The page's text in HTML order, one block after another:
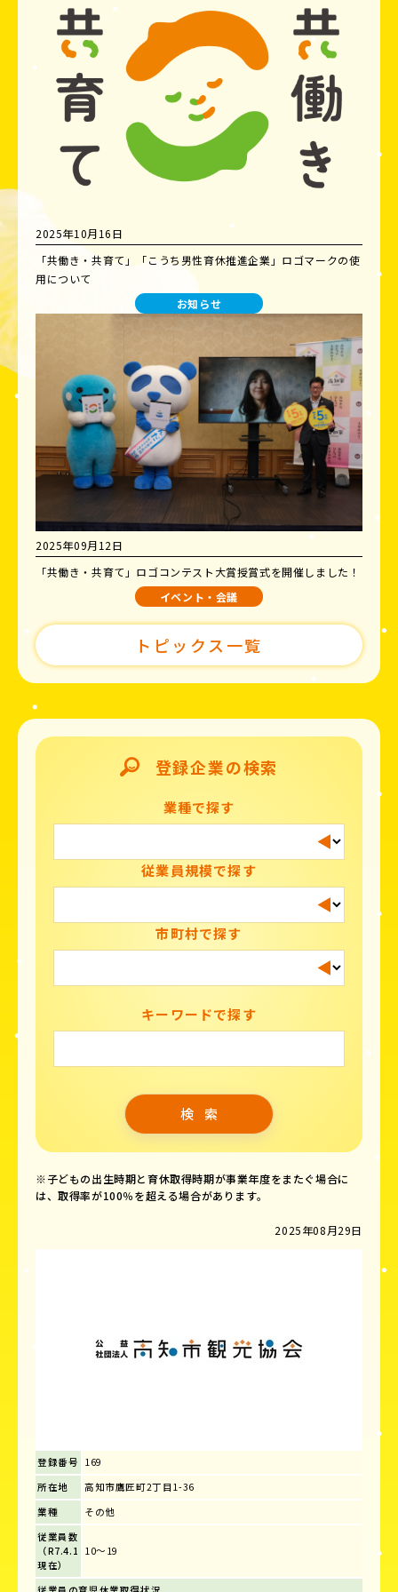
2025年10月16日
「共働き・共育て」「こうち男性育休推進企業」ロゴマークの使
用について
お知らせ
2025年09月12日
「共働き・共育て」ロゴコンテスト大賞授賞式を開催しました！
イベント・会議
トピックス一覧
登録企業の検索
業種で探す
従業員規模で探す
市町村で探す
キーワードで探す
※子どもの出生時期と育休取得時期が事業年度をまたぐ場合に
は、取得率が100％を超える場合があります。
2025年08月29日
登録番号 169
所在地
高知市鷹匠町2丁目1-36
業種
その他
従業員数
（R7.4.1
現在）
10～19